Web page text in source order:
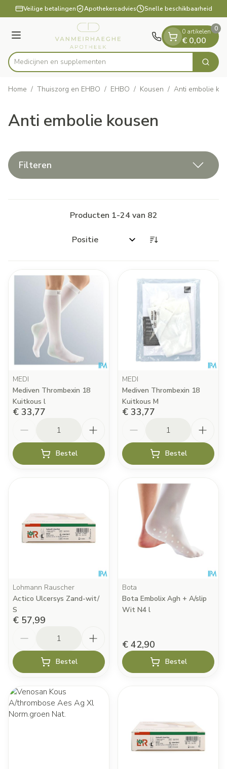
Ga naar de inhoud
1 van 1
Veilige betalingen Apothekersadvies Snelle beschikbaarheid
Menu
Product, merk, categorie...
Medicijnen Zoek
0 artikelen
€ 0,00
0
Home / Thuiszorg en EHBO / EHBO / Kousen / Anti embolie
Anti embolie kousen
Filteren
Producten 1-24van 82
Sorteer op:
MEDI
Mediven Thrombexin 18
Kuitkous l
€ 33,77
Bestel
MEDI
Mediven Thrombexin 18
Kuitkous M
€ 33,77
Bestel
Lohmann Rauscher
Actico Ulcersys Zand-wit/
S
€ 57,99
Bestel
Bota
Bota Embolix Agh + A/slip
Wit N4 l
€ 42,90
Bestel